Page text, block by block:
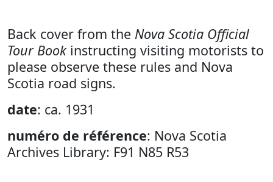
Back cover from the Nova Scotia Official
Tour Book instructing visiting motorists to
please observe these rules and Nova
Scotia road signs.
date: ca. 1931
numéro de référence: Nova Scotia
Archives Library: F91 N85 R53